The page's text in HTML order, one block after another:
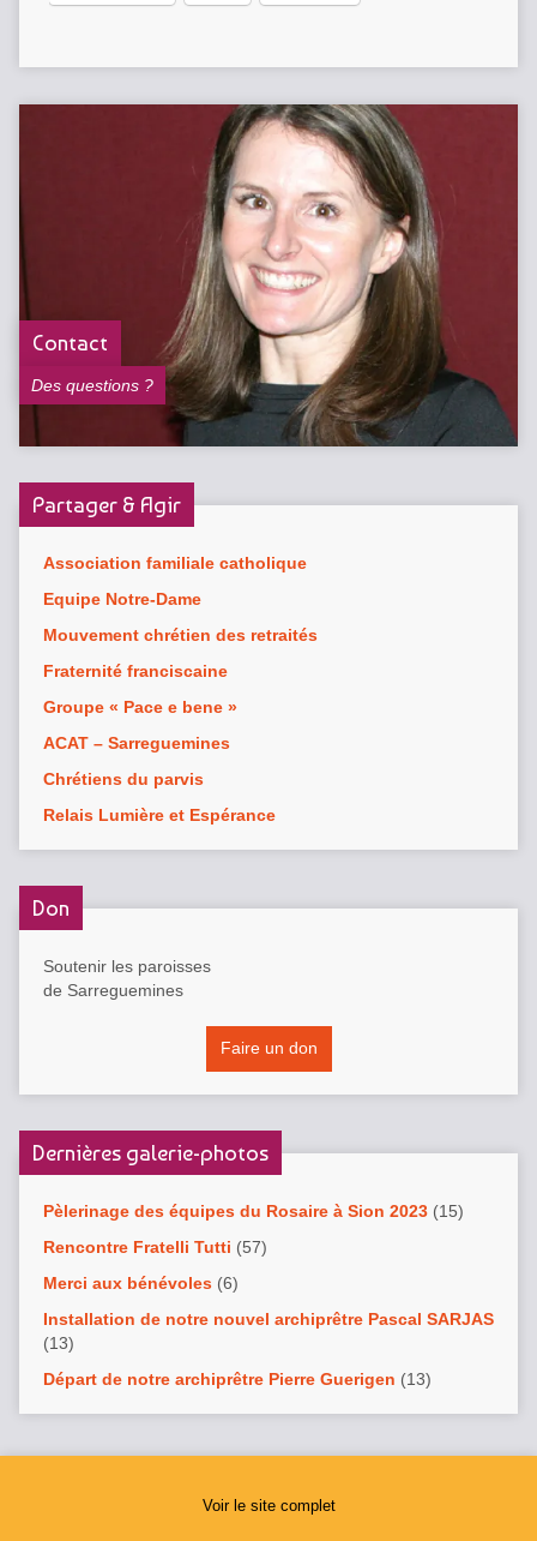
Contact
Des questions ?
Partager & Agir
Association familiale catholique
Equipe Notre-Dame
Mouvement chrétien des retraités
Fraternité franciscaine
Groupe « Pace e bene »
ACAT – Sarreguemines
Chrétiens du parvis
Relais Lumière et Espérance
Don
Soutenir les paroisses
de Sarreguemines
Faire un don
Dernières galerie-photos
Pèlerinage des équipes du Rosaire à Sion 2023 (15)
Rencontre Fratelli Tutti (57)
Merci aux bénévoles (6)
Installation de notre nouvel archiprêtre Pascal SARJAS
(13)
Départ de notre archiprêtre Pierre Guerigen (13)
Voir le site complet